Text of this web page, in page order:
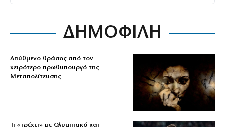
ΔΗΜΟΦΙΛΗ
Απύθμενο θράσος από τον
χειρότερο πρωθυπουργό της
Μεταπολίτευσης
Τι «τρέχει» με Ολυμπιακό και